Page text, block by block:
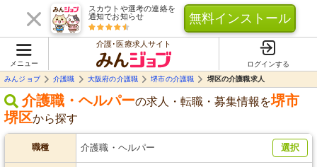
スカウトや選考の連絡を
通知でお知らせ
無料インストール
メニュー
介護･医療求人サイト
ログインする
みんジョブ
介護職 大阪府の介護職 堺市の介護職 堺区の介護職求人
介護職・ヘルパーの求人・転職・募集情報を堺市
堺区から探す
職種 介護職・ヘルパー 選択